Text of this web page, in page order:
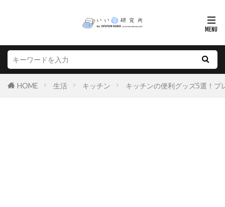
HOME 生活 キッチン キッチンの便利グッズ5選！プ